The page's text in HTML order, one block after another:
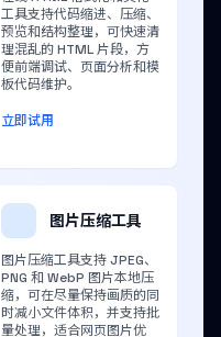
工具支持代码缩进、压缩、
预览和结构整理，可快速清
理混乱的 HTML 片段，方
便前端调试、页面分析和模
板代码维护。
立即试用
图片压缩工具
图片压缩工具支持 JPEG、
PNG 和 WebP 图片本地压
缩，可在尽量保持画质的同
时减小文件体积，并支持批
量处理，适合网页图片优